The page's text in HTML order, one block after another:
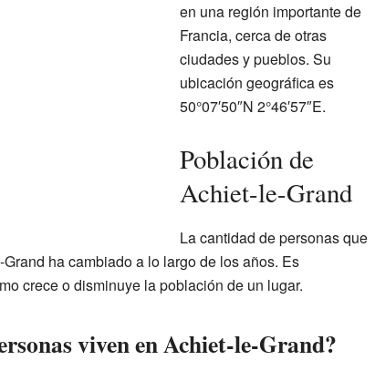
en una región importante de
Francia, cerca de otras
ciudades y pueblos. Su
ubicación geográfica es
50°07′50″N 2°46′57″E.
Población de
Achiet-le-Grand
La cantidad de personas que
ha cambiado a lo largo de los años. Es
crece o disminuye la población de un lugar.
viven en Achiet-le-Grand?